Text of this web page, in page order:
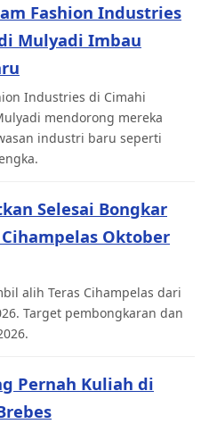
Fashion Industries
Mulyadi Imbau
Industries di Cimahi
mendorong mereka
industri baru seperti
Selesai Bongkar
Oktober
alih Teras Cihampelas dari
Target pembongkaran dan
Pernah Kuliah di